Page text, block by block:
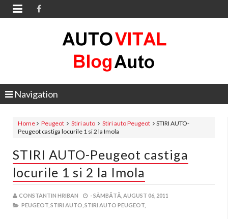

Navigation
Home Peugeot Stiri auto Stiri auto Peugeot
STIRI AUTO-
Peugeot castiga locurile 1 si 2 la Imola
STIRI AUTO-Peugeot castiga
locurile 1 si 2 la Imola
CONSTANTIN HRIBAN -SÂMBĂTĂ, AUGUST 06, 2011
PEUGEOT, STIRI AUTO, STIRI AUTO PEUGEOT,